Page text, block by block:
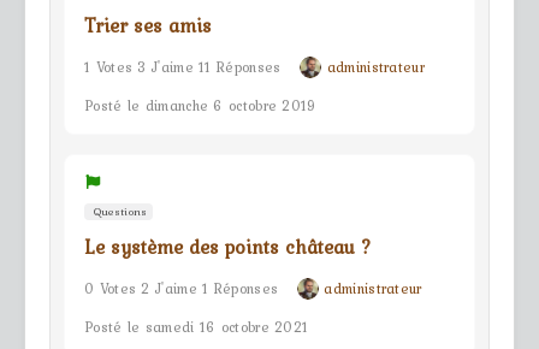
Trier ses amis
1 Votes 3 J'aime 11 Réponses
administrateur
Posté le dimanche 6 octobre 2019
Questions
Le système des points château ?
0 Votes 2 J'aime 1 Réponses
administrateur
Posté le samedi 16 octobre 2021